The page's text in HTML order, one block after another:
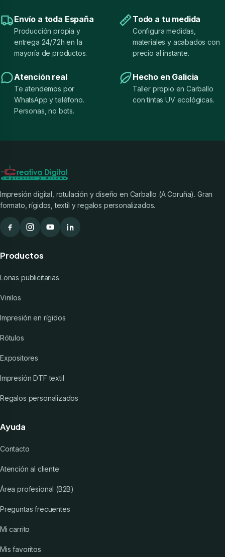
Envío a toda España
Producción propia y
entrega 24/72h en la
mayoría de productos.
Todo a tu medida
Configura medidas,
materiales y acabados con
precio al instante.
Atención real
Te atendemos por
WhatsApp y teléfono.
Personas, no bots.
Hecho en Galicia
Taller propio en Carballo
con tintas UV ecológicas.
Impresión digital, rotulación y diseño en Carballo (A Coruña). Gran
formato, rígidos, textil y regalos personalizados.
Productos
Lonas publicitarias
Vinilos
Impresión en rígidos
Rótulos
Expositores
Impresión DTF textil
Regalos personalizados
Ayuda
Contacto
Atención al cliente
Área profesional (B2B)
Preguntas frecuentes
Mi carrito
Mis favoritos